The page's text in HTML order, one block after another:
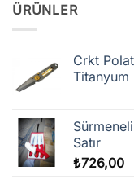
ÜRÜNLER
Crkt
Titanyum
Satır
₺726,00